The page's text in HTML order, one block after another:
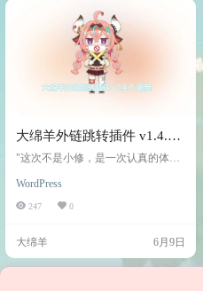
大绵羊外链跳转插件 v1.4.0
更新（开源）
"这次不是小修，是一次认真的体
停一阵了。 结果没多久，评论区就
来了： 「插件跟子比主题 8.9 冲
到反馈我立马打开 QQ 把截图甩给
他—— 他回：「我子比都没更新
呢」 行，然后他进去研究。 不知道
WordPress
247 0
大绵羊 6月9日